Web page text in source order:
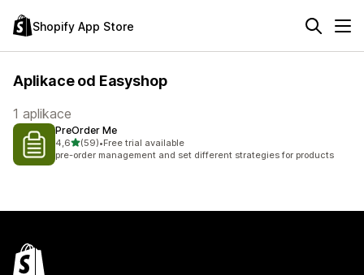
Shopify App Store
Aplikace od Easyshop
1 aplikace
PreOrder Me
4,6z 5 hvězd
(59)
Celkový počet recenzí: 59
•Free trial available
pre-order management and set different strategies for products